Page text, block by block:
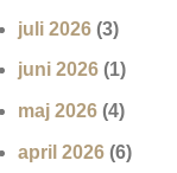
juli 2026 (3)
juni 2026 (1)
maj 2026 (4)
april 2026 (6)